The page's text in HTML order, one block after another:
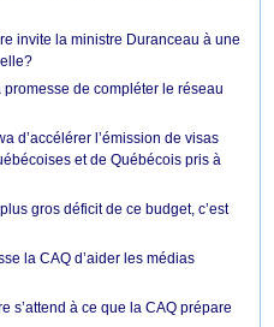
invite la ministre Duranceau à une
de compléter le réseau
d’accélérer l’émission de visas
et de Québécois pris à
gros déficit de ce budget, c’est
la CAQ d’aider les médias
s’attend à ce que la CAQ prépare